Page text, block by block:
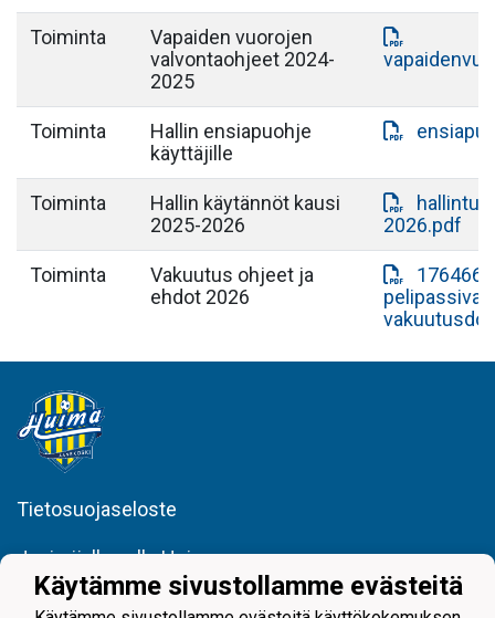
Toiminta
Vapaiden vuorojen
valvontaohjeet 2024-
2025
Toiminta
Hallin ensiapuohje
käyttäjille
Toiminta
Hallin käytännöt kausi
2025-2026
2026.pdf
Toiminta
Vakuutus ohjeet ja
ehdot 2026
Tietosuojaseloste
Juniorijalkapallo Huima
minna.porrassalmi@huimajuniorijalkapallo.fi
@huimajuniorijalkapallo
Käytämme sivustollamme evästeitä